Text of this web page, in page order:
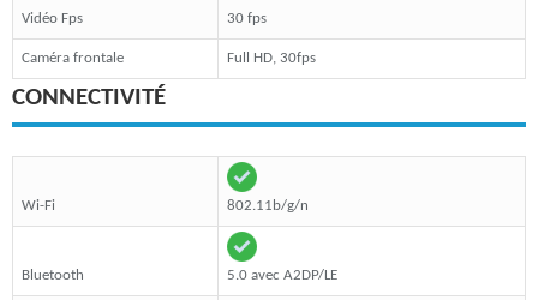
Vidéo Fps 30 fps
Caméra frontale Full HD, 30fps
CONNECTIVITÉ
Wi-Fi 802.11b/g/n
Bluetooth 5.0 avec A2DP/LE